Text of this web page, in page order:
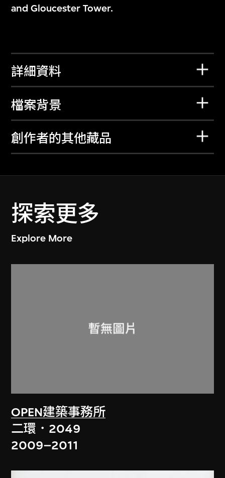
and Gloucester Tower.
詳細資料
檔案背景
創作者的其他藏品
探索更多
Explore More
OPEN建築事務所
二環．2049
2009–2011